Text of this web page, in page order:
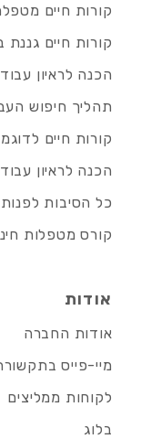
קורות חיים
קורות חיים גננת
הכנה לראיון
תהליך חיפוש
קורות חיים
הכנה לראיון
כל הסיבות לפנות
קורס מטפלות
אודות
אודות החברה
מיי-פייס
לקוחות ממליצים
בלוג